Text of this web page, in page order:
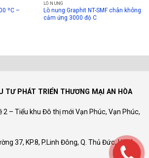
ºC –
LÒ NUNG
Lò nung Graphit NT-SMF chân không
cảm ứng 3000 độ C
TƯ PHÁT TRIỂN THƯƠNG MẠI AN HÒA
2 – Tiểu khu Đô thị mới Vạn Phúc, Vạn Phúc,
37, KP.8, P.Linh Đông, Q. Thủ Đức, HCM